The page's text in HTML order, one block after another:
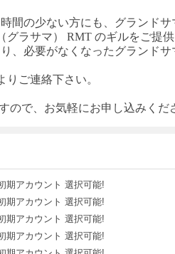
間の少ない方にも、 グランドサ
グラサマ）
RMT のギルをご提
、必要がなくなったグランドサ
ご連絡下さい。
で、お気軽にお申し込みくだ
期アカウント 選択可能!
期アカウント 選択可能!
期アカウント 選択可能!
期アカウント 選択可能!